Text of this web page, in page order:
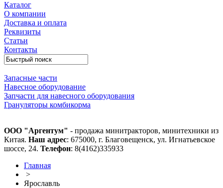
Каталог
О компании
Доставка и оплата
Реквизиты
Статьи
Контакты
Запасные части
Навесное оборудование
Запчасти для навесного оборудования
Грануляторы комбикорма
ООО "Аргентум" - продажа минитракторов, минитехники из
Китая. Наш адрес: 675000, г. Благовещенск, ул. Игнатьевское
шоссе, 24. Телефон: 8(4162)335933
Главная
>
Ярославль